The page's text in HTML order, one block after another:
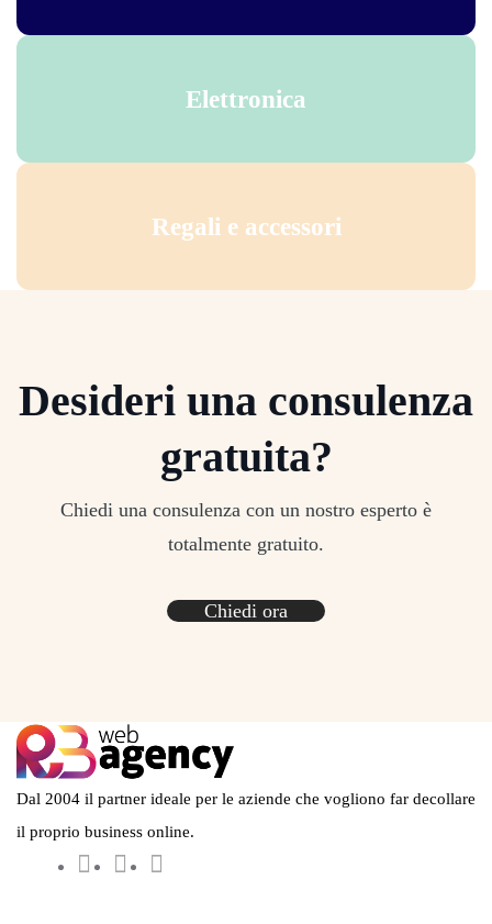
Elettronica
Regali e accessori
Desideri una consulenza
gratuita?
Chiedi una consulenza con un nostro esperto è
totalmente gratuito.
Chiedi ora
Dal 2004 il partner ideale per le aziende che vogliono far decollare
il proprio business online.